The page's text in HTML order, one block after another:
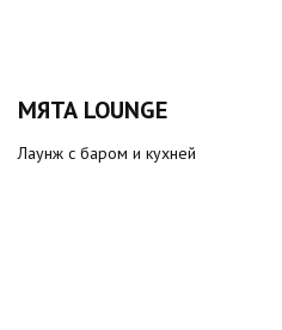
МЯТА LOUNGE
Лаунж с баром и кухней